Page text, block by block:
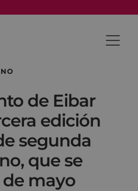
de Eibar
edición
segunda
que se
de mayo